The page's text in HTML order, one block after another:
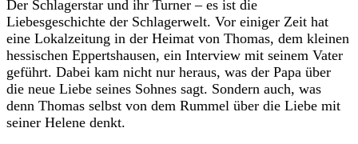
Der Schlagerstar und ihr Turner – es ist die
Liebesgeschichte der Schlagerwelt. Vor einiger Zeit hat
eine Lokalzeitung in der Heimat von Thomas, dem kleinen
hessischen Eppertshausen, ein Interview mit seinem Vater
geführt. Dabei kam nicht nur heraus, was der Papa über
die neue Liebe seines Sohnes sagt. Sondern auch, was
denn Thomas selbst von dem Rummel über die Liebe mit
seiner Helene denkt.